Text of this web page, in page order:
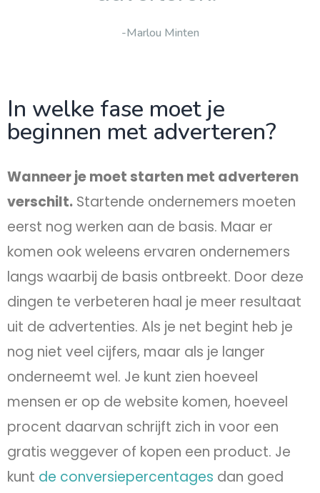
-Marlou Minten
In welke fase moet je
beginnen met adverteren?
Wanneer je moet starten met adverteren
verschilt. Startende ondernemers moeten
eerst nog werken aan de basis. Maar er
komen ook weleens ervaren ondernemers
langs waarbij de basis ontbreekt. Door deze
dingen te verbeteren haal je meer resultaat
uit de advertenties. Als je net begint heb je
nog niet veel cijfers, maar als je langer
onderneemt wel. Je kunt zien hoeveel
mensen er op de website komen, hoeveel
procent daarvan schrijft zich in voor een
gratis weggever of kopen een product. Je
kunt de conversiepercentages dan goed